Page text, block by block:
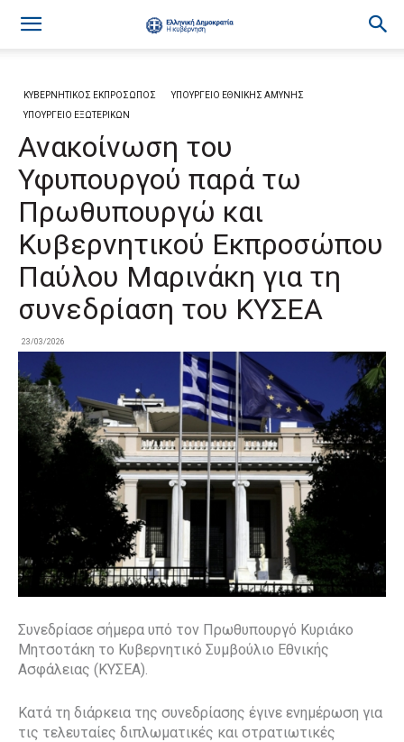
ΚΥΒΕΡΝΗΤΙΚΟΣ ΕΚΠΡΟΣΩΠΟΣ
ΥΠΟΥΡΓΕΙΟ ΕΘΝΙΚΗΣ ΑΜΥΝΗΣ
ΥΠΟΥΡΓΕΙΟ ΕΞΩΤΕΡΙΚΩΝ
Ανακοίνωση του
Υφυπουργού παρά τω
Πρωθυπουργώ και
Κυβερνητικού Εκπροσώπου
Παύλου Μαρινάκη για τη
συνεδρίαση του ΚΥΣΕΑ
23/03/2026
Συνεδρίασε σήμερα υπό τον Πρωθυπουργό Κυριάκο
Μητσοτάκη το Κυβερνητικό Συμβούλιο Εθνικής
Ασφάλειας (ΚΥΣΕΑ).
Κατά τη διάρκεια της συνεδρίασης έγινε ενημέρωση για
τις τελευταίες διπλωματικές και στρατιωτικές